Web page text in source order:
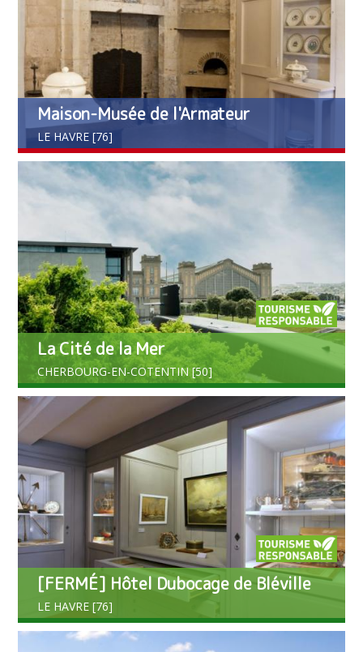
Maison-Musée de l'Armateur
LE HAVRE [76]
La Cité de la Mer
CHERBOURG-EN-COTENTIN [50]
[FERMÉ] Hôtel Dubocage de Bléville
LE HAVRE [76]